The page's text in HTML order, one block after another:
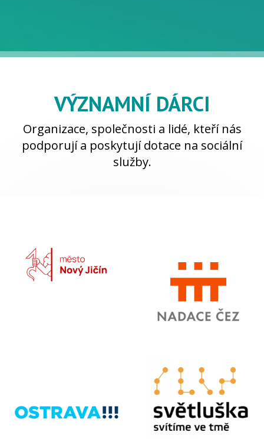
VÝZNAMNÍ DÁRCI
Organizace, společnosti a lidé, kteří nás
podporují a poskytují dotace na sociální
služby.